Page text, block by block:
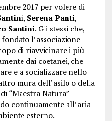
2017 per volere di
, Serena Panti,
Santini. Gli stessi che,
l’associazione
di riavvicinare i più
dai coetanei, che
e a socializzare nello
mura dell’asilo o della
“Maestra Natura”
continuamente all’aria
esterno.